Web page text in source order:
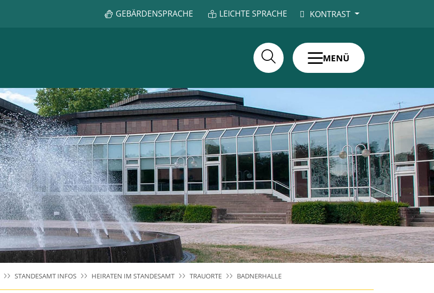
GEBÄRDENSPRACHE LEICHTE SPRACHE KONTRAST
MENÜ
STANDESAMT INFOS HEIRATEN IM STANDESAMT TRAUORTE BADNERHALLE